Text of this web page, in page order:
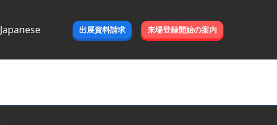
Japanese
出展資料請求 来場登録開始の案内